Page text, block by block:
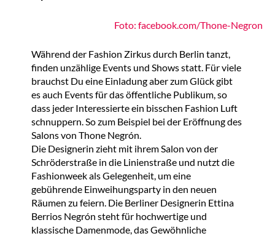
Foto: facebook.com/Thone-Negron
Während der Fashion Zirkus durch Berlin tanzt,
finden unzählige Events und Shows statt. Für viele
brauchst Du eine Einladung aber zum Glück gibt
es auch Events für das öffentliche Publikum, so
dass jeder Interessierte ein bisschen Fashion Luft
schnuppern. So zum Beispiel bei der Eröffnung des
Salons von Thone Negrón.
Die Designerin zieht mit ihrem Salon von der
Schröderstraße in die Linienstraße und nutzt die
Fashionweek als Gelegenheit, um eine
gebührende Einweihungsparty in den neuen
Räumen zu feiern. Die Berliner Designerin Ettina
Berrios Negrón steht für hochwertige und
klassische Damenmode, das Gewöhnliche